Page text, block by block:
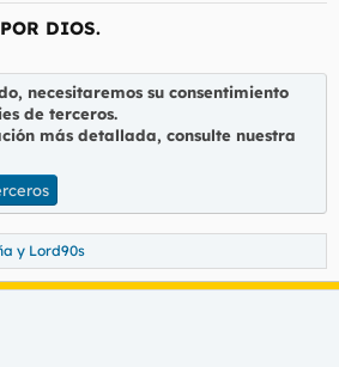
DIOS.
necesitaremos su consentimiento
de terceros.
más detallada, consulte nuestra
y Lord90s